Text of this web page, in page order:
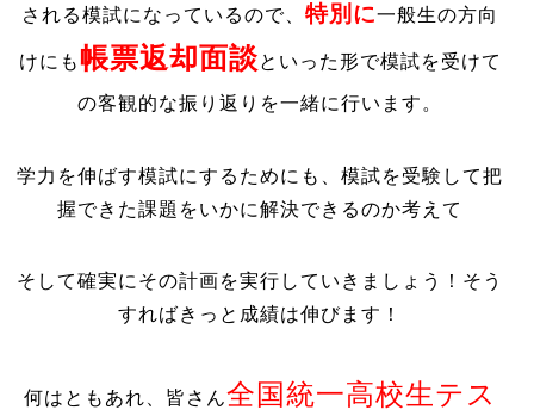
される模試になっているので、特別に一般生の方向
けにも帳票返却面談といった形で模試を受けて
の客観的な振り返りを一緒に行います。
学力を伸ばす模試にするためにも、模試を受験して把
握できた課題をいかに解決できるのか考えて
そして確実にその計画を実行していきましょう！そう
すればきっと成績は伸びます！
何はともあれ、皆さん全国統一高校生テス